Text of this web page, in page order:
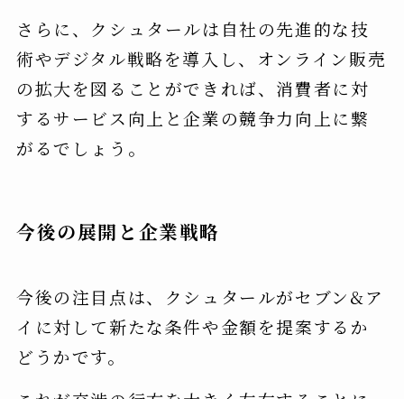
さらに、クシュタールは自社の先進的な技
術やデジタル戦略を導入し、オンライン販売
の拡大を図ることができれば、消費者に対
するサービス向上と企業の競争力向上に繋
がるでしょう。
今後の展開と企業戦略
今後の注目点は、クシュタールがセブン&ア
イに対して新たな条件や金額を提案するか
どうかです。